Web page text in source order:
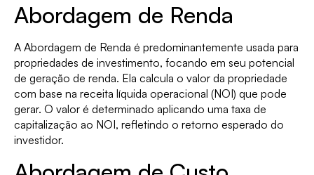
Abordagem de Renda
A Abordagem de Renda é predominantemente usada para
propriedades de investimento, focando em seu potencial
de geração de renda. Ela calcula o valor da propriedade
com base na receita líquida operacional (NOI) que pode
gerar. O valor é determinado aplicando uma taxa de
capitalização ao NOI, refletindo o retorno esperado do
investidor.